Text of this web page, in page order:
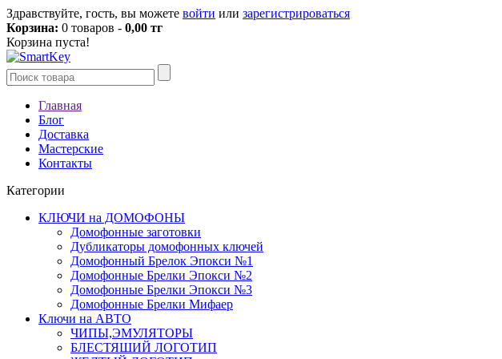
Здравствуйте, гость, вы можете войти или зарегистрироваться
Корзина: 0 товаров - 0,00 тг
Корзина пуста!
Главная
Блог
Доставка
Мастерские
Контакты
Категории
КЛЮЧИ на ДОМОФОНЫ
Домофонные заготовки
Дубликаторы домофонных ключей
Домофонный Брелок Эпокси №1
Домофонные Брелки Эпокси №2
Домофонные Брелки Эпокси №3
Домофонные Брелки Мифаер
Ключи на АВТО
ЧИПЫ,ЭМУЛЯТОРЫ
БЛЕСТЯШИЙ ЛОГОТИП